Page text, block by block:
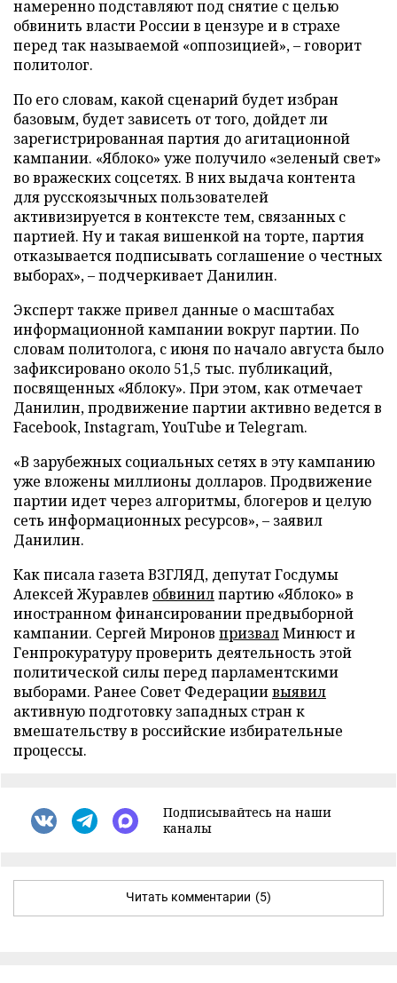
намеренно подставляют под снятие с целью
обвинить власти России в цензуре и в страхе
перед так называемой «оппозицией», – говорит
политолог.
По его словам, какой сценарий будет избран
базовым, будет зависеть от того, дойдет ли
зарегистрированная партия до агитационной
кампании. «Яблоко» уже получило «зеленый свет»
во вражеских соцсетях. В них выдача контента
для русскоязычных пользователей
активизируется в контексте тем, связанных с
партией. Ну и такая вишенкой на торте, партия
отказывается подписывать соглашение о честных
выборах», – подчеркивает Данилин.
Эксперт также привел данные о масштабах
информационной кампании вокруг партии. По
словам политолога, с июня по начало августа было
зафиксировано около 51,5 тыс. публикаций,
посвященных «Яблоку». При этом, как отмечает
Данилин, продвижение партии активно ведется в
Facebook, Instagram, YouTube и Telegram.
«В зарубежных социальных сетях в эту кампанию
уже вложены миллионы долларов. Продвижение
партии идет через алгоритмы, блогеров и целую
сеть информационных ресурсов», – заявил
Данилин.
Как писала газета ВЗГЛЯД, депутат Госдумы
Алексей Журавлев обвинилпартию «Яблоко» в
иностранном финансировании предвыборной
кампании. Сергей Миронов призвалМинюст и
Генпрокуратуру проверить деятельность этой
политической силы перед парламентскими
выборами. Ранее Совет Федерациивыявил
активную подготовку западных стран к
вмешательству в российские избирательные
процессы.
Подписывайтесь на наши
каналы
Читать комментарии (5)